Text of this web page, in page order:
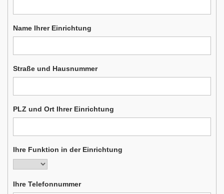
Name Ihrer Einrichtung
Straße und Hausnummer
PLZ und Ort Ihrer Einrichtung
Ihre Funktion in der Einrichtung
Ihre Telefonnummer